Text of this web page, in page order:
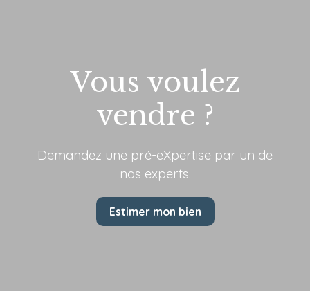
Vous voulez
vendre ?
Demandez une pré-eXpertise par un de
nos experts.
Estimer mon bien